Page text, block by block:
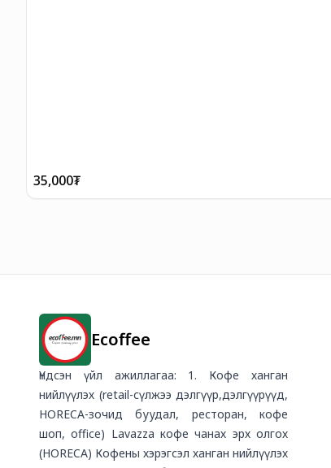
35,000₮
Ecoffee
Үндсэн үйл ажиллагаа: 1. Кофе ханган
нийлүүлэх (retail-сүлжээ дэлгүүр,дэлгүүрүүд,
HORECA-зочид буудал, ресторан, кофе
шоп, office) Lavazza кофе чанах эрх олгох
(HORECA) Кофены хэрэгсэл ханган нийлүүлэх